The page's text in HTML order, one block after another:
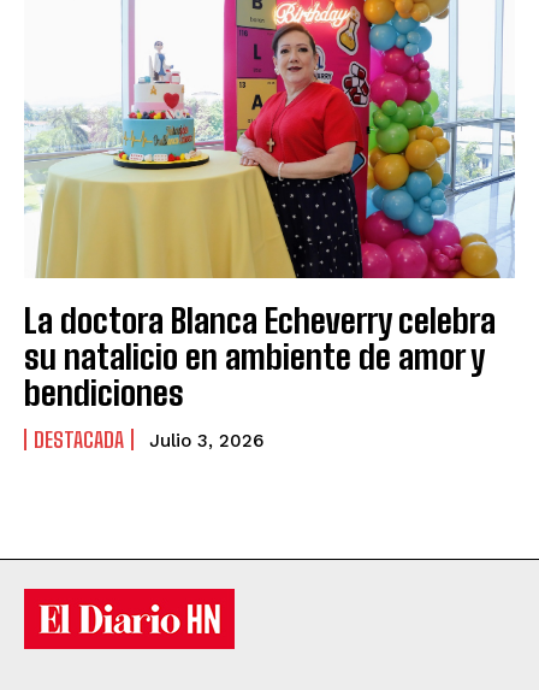
La doctora Blanca Echeverry celebra
su natalicio en ambiente de amor y
bendiciones
DESTACADA Julio 3, 2026